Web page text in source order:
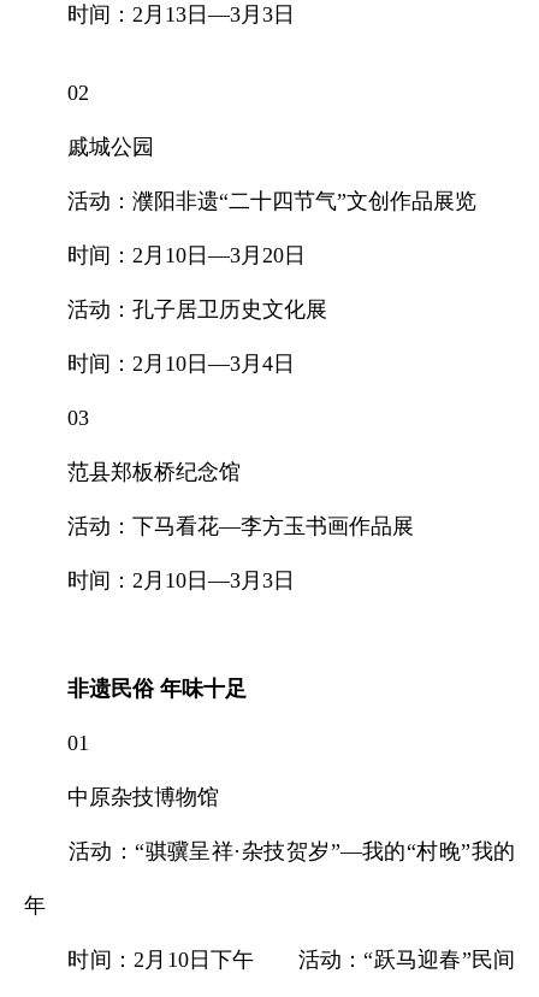
时间：2月13日—3月3日
02
戚城公园
活动：濮阳非遗“二十四节气”文创作品展览
时间：2月10日—3月20日
活动：孔子居卫历史文化展
时间：2月10日—3月4日
03
范县郑板桥纪念馆
活动：下马看花—李方玉书画作品展
时间：2月10日—3月3日
非遗民俗 年味十足
01
中原杂技博物馆
活动：“骐骥呈祥·杂技贺岁”—我的“村晚”我的
年
时间：2月10日下午 活动：“跃马迎春”民间